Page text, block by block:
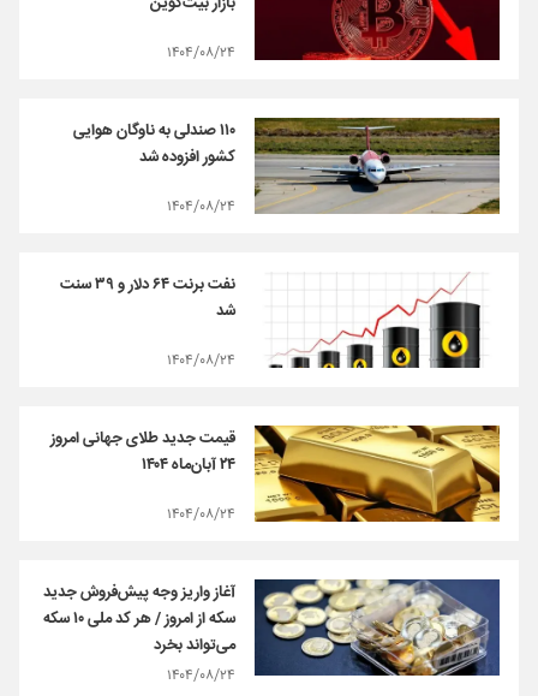
۱۴۰۴/۰۸/۲۴
۱۱۰ صندلی به ناوگان هوایی
کشور افزوده شد
۱۴۰۴/۰۸/۲۴
نفت برنت ۶۴ دلار و ۳۹ سنت
شد
۱۴۰۴/۰۸/۲۴
قیمت جدید طلای جهانی امروز
۲۴ آبان‌ماه ۱۴۰۴
۱۴۰۴/۰۸/۲۴
آغاز واریز وجه پیش‌فروش جدید
سکه از امروز / هر کد ملی ۱۰ سکه
می‌تواند بخرد
۱۴۰۴/۰۸/۲۴